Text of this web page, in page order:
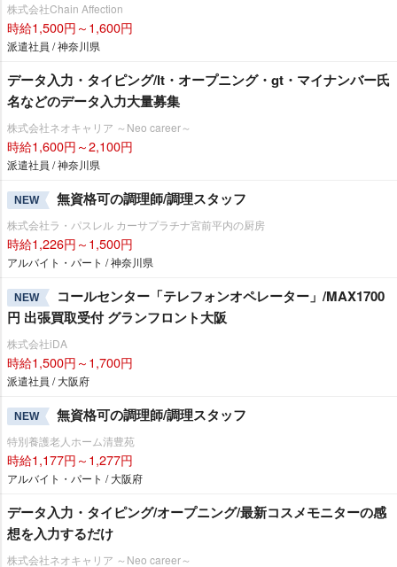
株式会社Chain Affection
時給1,500円～1,600円
派遣社員 / 神奈川県
データ入力・タイピング/lt・オープニング・gt・マイナンバー氏
名などのデータ入力大量募集
株式会社ネオキャリア ～Neo career～
時給1,600円～2,100円
派遣社員 / 神奈川県
NEW 無資格可の調理師/調理スタッフ
株式会社ラ・パスレル カーサプラチナ宮前平内の厨房
時給1,226円～1,500円
アルバイト・パート / 神奈川県
NEW
コールセンター「テレフォンオペレーター」/MAX1700
円 出張買取受付 グランフロント大阪
株式会社iDA
時給1,500円～1,700円
派遣社員 / 大阪府
NEW 無資格可の調理師/調理スタッフ
特別養護老人ホーム清豊苑
時給1,177円～1,277円
アルバイト・パート / 大阪府
データ入力・タイピング/オープニング/最新コスメモニターの感
想を入力するだけ
株式会社ネオキャリア ～Neo career～